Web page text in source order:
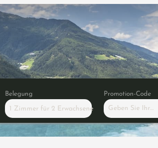
Belegung
1 Zimmer für 2 Erwachsene
Promotion-Code
Geben Sie Ihren Code ein